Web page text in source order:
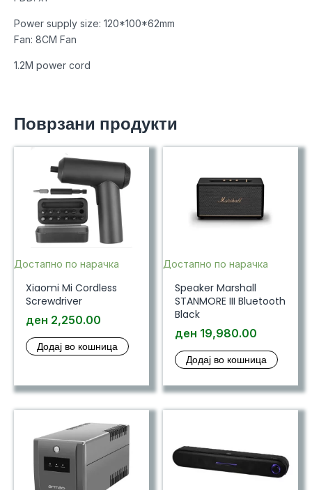
Power supply size: 120*100*62mm
Fan: 8CM Fan
1.2M power cord
Поврзани продукти
Достапно по нарачка
Xiaomi Mi Cordless
Screwdriver
ден 2,250.00
Додај во кошница
Достапно по нарачка
Speaker Marshall
STANMORE III Bluetooth
Black
ден 19,980.00
Додај во кошница